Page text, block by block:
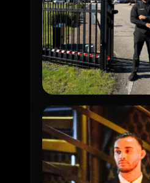
OBJECTBEVEILIGING